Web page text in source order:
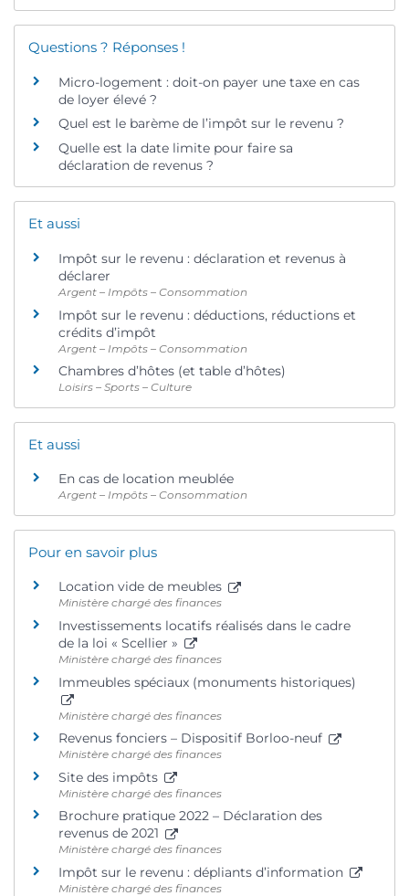
Questions ? Réponses !
Micro-logement : doit-on payer une taxe en cas
de loyer élevé ?
Quel est le barème de l’impôt sur le revenu ?
Quelle est la date limite pour faire sa
déclaration de revenus ?
Et aussi
Impôt sur le revenu : déclaration et revenus à
déclarer
Argent – Impôts – Consommation
Impôt sur le revenu : déductions, réductions et
crédits d’impôt
Argent – Impôts – Consommation
Chambres d’hôtes (et table d’hôtes)
Loisirs – Sports – Culture
Et aussi
En cas de location meublée
Argent – Impôts – Consommation
Pour en savoir plus
Location vide de meubles
Ministère chargé des finances
Investissements locatifs réalisés dans le cadre
de la loi « Scellier »
Ministère chargé des finances
Immeubles spéciaux (monuments historiques)
Ministère chargé des finances
Revenus fonciers – Dispositif Borloo-neuf
Ministère chargé des finances
Site des impôts
Ministère chargé des finances
Brochure pratique 2022 – Déclaration des
revenus de 2021
Ministère chargé des finances
Impôt sur le revenu : dépliants d’information
Ministère chargé des finances